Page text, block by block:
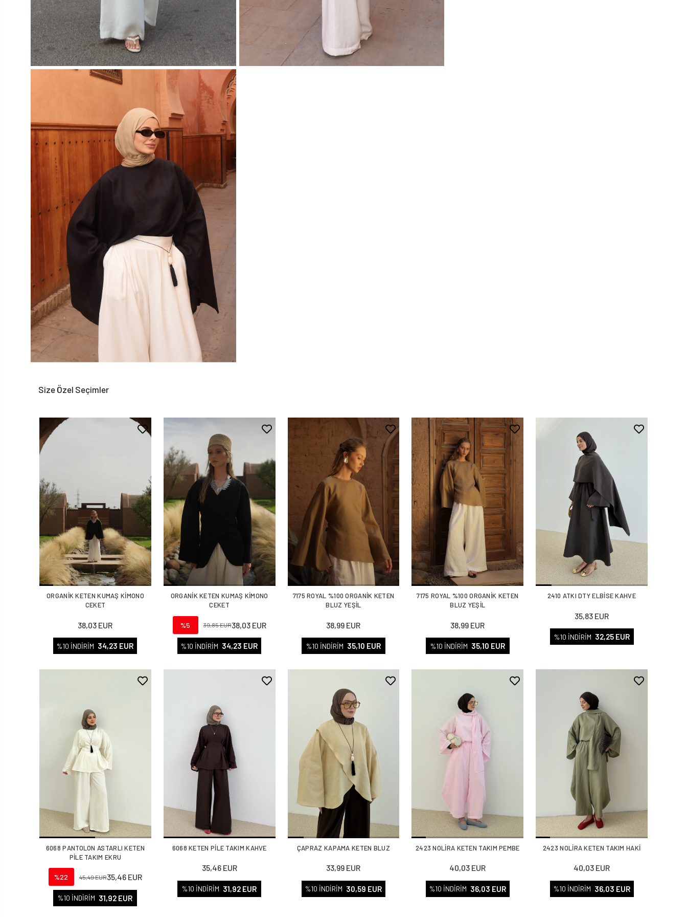
Size Özel Seçimler
ORGANİK KETEN KUMAŞ KİMONO
CEKET
38,03 EUR
%10 İNDİRİM 34,23 EUR
ORGANİK KETEN KUMAŞ KİMONO
CEKET
%5 39,85 EUR38,03 EUR
%10 İNDİRİM 34,23 EUR
7175 ROYAL %100 ORGANİK KETEN
BLUZ YEŞİL
38,99 EUR
%10 İNDİRİM 35,10 EUR
7175 ROYAL %100 ORGANİK KETEN
BLUZ YEŞİL
38,99 EUR
%10 İNDİRİM 35,10 EUR
2410 ATKI DTY ELBİSE KAHVE
35,83 EUR
%10 İNDİRİM 32,25 EUR
6068 PANTOLON ASTARLI KETEN
PİLE TAKIM EKRU
%22 45,49 EUR35,46 EUR
%10 İNDİRİM 31,92 EUR
6068 KETEN PİLE TAKIM KAHVE
35,46 EUR
%10 İNDİRİM 31,92 EUR
ÇAPRAZ KAPAMA KETEN BLUZ
33,99 EUR
%10 İNDİRİM 30,59 EUR
2423 NOLİRA KETEN TAKIM PEMBE
40,03 EUR
%10 İNDİRİM 36,03 EUR
2423 NOLİRA KETEN TAKIM HAKİ
40,03 EUR
%10 İNDİRİM 36,03 EUR